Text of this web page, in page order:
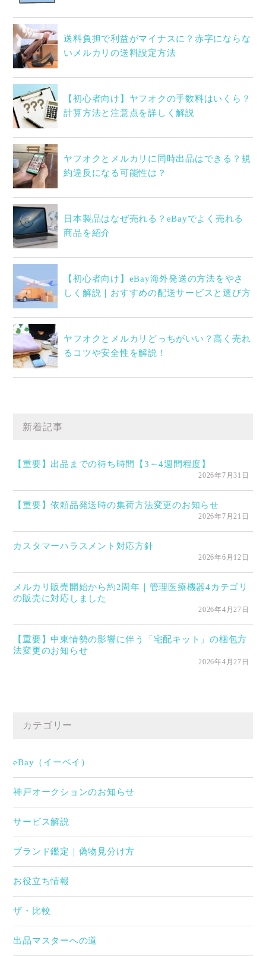
送料負担で利益がマイナスに？赤字にならな
いメルカリの送料設定方法
【初心者向け】ヤフオクの手数料はいくら？
計算方法と注意点を詳しく解説
ヤフオクとメルカリに同時出品はできる？規
約違反になる可能性は？
日本製品はなぜ売れる？eBayでよく売れる
商品を紹介
【初心者向け】eBay海外発送の方法をやさ
しく解説｜おすすめの配送サービスと選び方
ヤフオクとメルカリどっちがいい？高く売れ
るコツや安全性を解説！
新着記事
【重要】出品までの待ち時間【3～4週間程度】
2026年7月31日
【重要】依頼品発送時の集荷方法変更のお知らせ
2026年7月21日
カスタマーハラスメント対応方針
2026年6月12日
メルカリ販売開始から約2周年｜管理医療機器4カテゴリ
の販売に対応しました
2026年4月27日
【重要】中東情勢の影響に伴う「宅配キット」の梱包方
法変更のお知らせ
2026年4月27日
カテゴリー
eBay（イーベイ）
神戸オークションのお知らせ
サービス解説
ブランド鑑定｜偽物見分け方
お役立ち情報
ザ・比較
出品マスターへの道